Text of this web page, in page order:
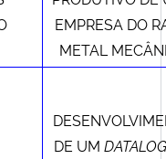
EMPRESA DO
METAL
DE UM